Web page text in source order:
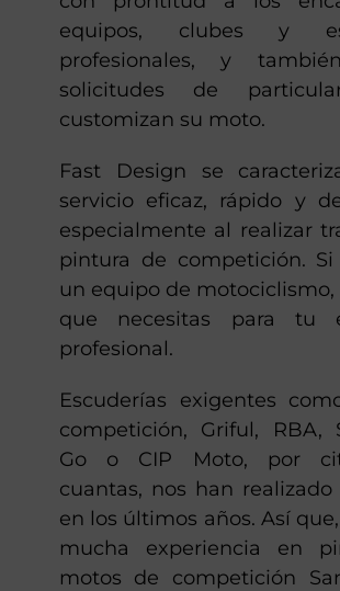
con prontitud a los
equipos, clubes y
profesionales, y
solicitudes de
customizan su moto.
Fast Design se
servicio eficaz, rápido y
especialmente al realizar
pintura de competición.
un equipo de motociclismo,
que necesitas para tu
profesional.
Escuderías exigentes
competición, Griful, RBA,
Go o CIP Moto, por
cuantas, nos han realizado
en los últimos años. Así
mucha experiencia en
motos de competición